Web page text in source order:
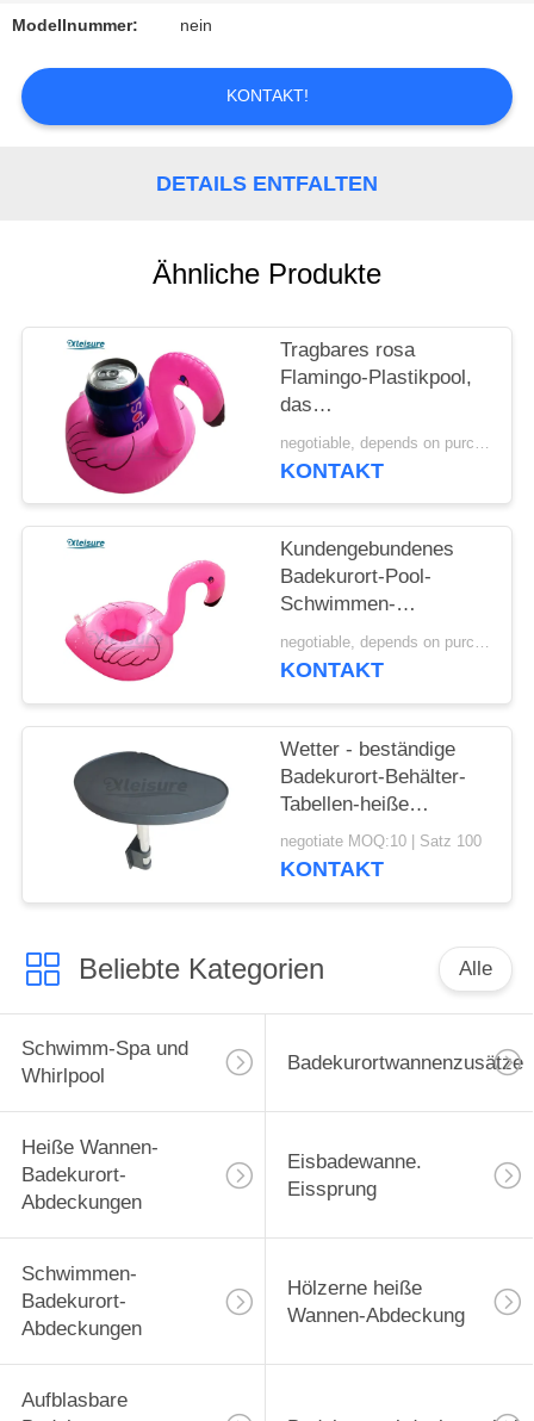
SITEMAP
PRIVACY
POLICY
Modellnummer: nein
KONTAKT!
DETAILS ENTFALTEN
Ähnliche Produkte
Tragbares rosa
Flamingo-Plastikpool,
das
kundenspezifisches
aufblasbares
Küstenmotorschiff
schwimmt
negotiable, depends on purchase volume MOQ:120 Stk
KONTAKT
Kundengebundenes
Badekurort-Pool-
Schwimmen-
Badekurort-Flamingo-
Getränk-Becherhalter-
Getränk-
Küstenmotorschiff
negotiable, depends on purchase volume MOQ:120 Stk
KONTAKT
Wetter - beständige
Badekurort-Behälter-
Tabellen-heiße
Wannen-Behälter-
allgemeinhintabelle
negotiate MOQ:10 | Satz 100
KONTAKT
Beliebte Kategorien Alle
Schwimm-Spa und
Whirlpool
Badekurortwannenzusätze
Heiße Wannen-
Badekurort-
Abdeckungen
Eisbadewanne.
Eissprung
Schwimmen-
Badekurort-
Abdeckungen
Hölzerne heiße
Wannen-Abdeckung
Aufblasbare